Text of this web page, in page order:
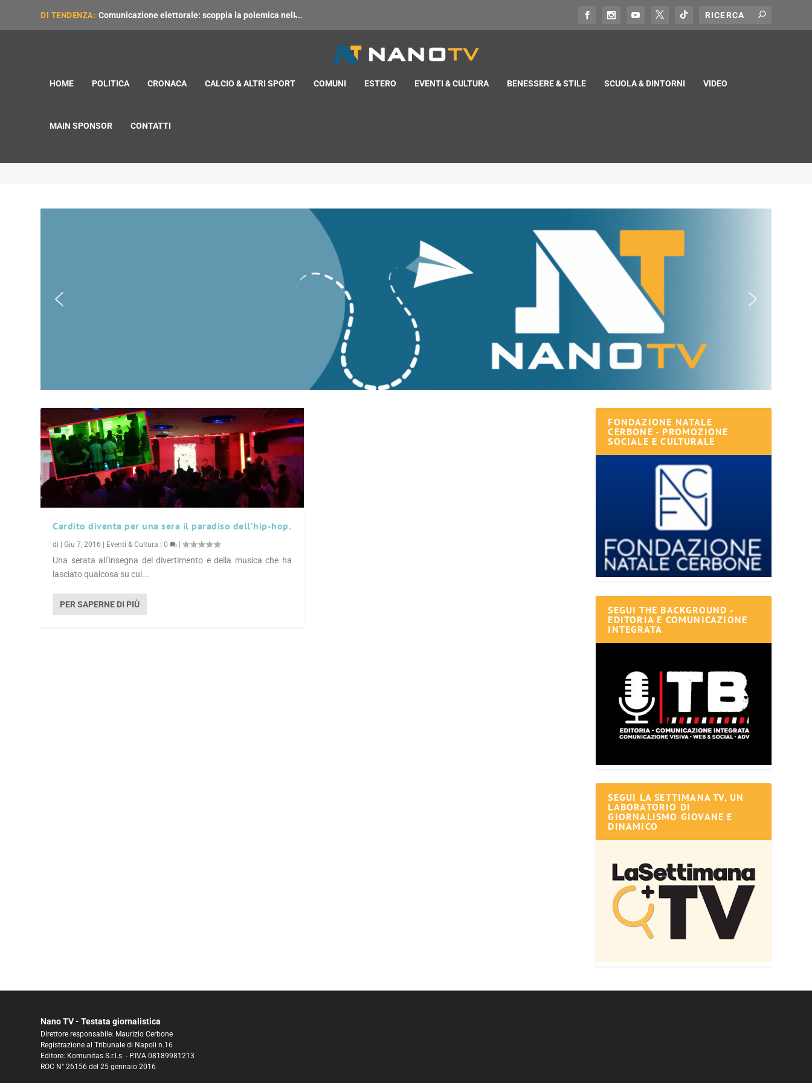
DI TENDENZA: Comunicazione elettorale: scoppia la polemica nell̵...
HOME POLITICA CRONACA CALCIO & ALTRI SPORT COMUNI ESTERO EVENTI & CULTURA BENESSERE & STILE SCUOLA & DINTORNI VIDEO
MAIN SPONSOR CONTATTI
Cardito diventa per una sera il paradiso dell’hip-hop.
di |Giu 7, 2016 | Eventi & Cultura |0 |
Una serata all’insegna del divertimento e della musica che ha
lasciato qualcosa su cui...
PER SAPERNE DI PIÙ
FONDAZIONE NATALE
CERBONE - PROMOZIONE
SOCIALE E CULTURALE
SEGUI THE BACKGROUND -
EDITORIA E COMUNICAZIONE
INTEGRATA
SEGUI LA SETTIMANA TV, UN
LABORATORIO DI
GIORNALISMO GIOVANE E
DINAMICO
Nano TV - Testata giornalistica
Direttore responsabile: Maurizio Cerbone
Registrazione al Tribunale di Napoli n.16
Editore: Komunitas S.r.l.s. - P.IVA 08189981213
ROC N° 26156 del 25 gennaio 2016